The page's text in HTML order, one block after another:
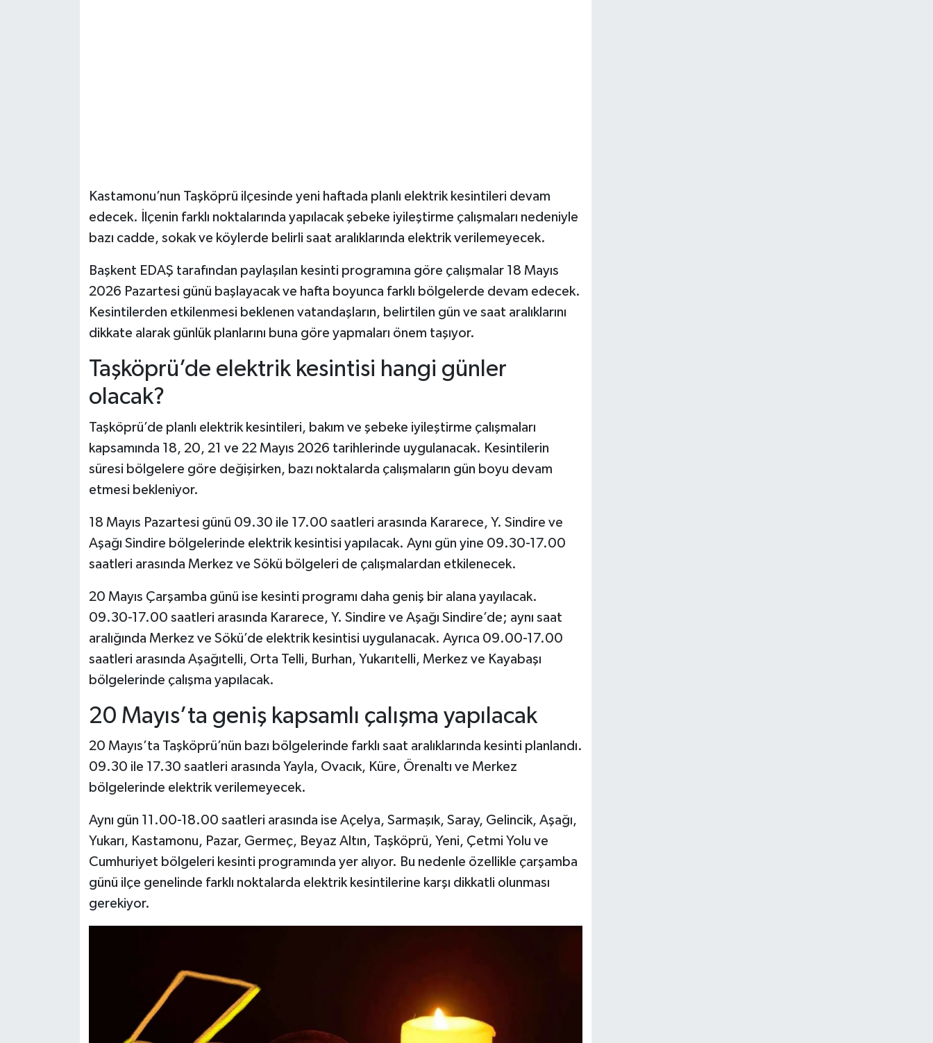
Kastamonu’nun Taşköprü ilçesinde yeni haftada planlı elektrik kesintileri devam
edecek. İlçenin farklı noktalarında yapılacak şebeke iyileştirme çalışmaları nedeniyle
bazı cadde, sokak ve köylerde belirli saat aralıklarında elektrik verilemeyecek.
Başkent EDAŞ tarafından paylaşılan kesinti programına göre çalışmalar 18 Mayıs
2026 Pazartesi günü başlayacak ve hafta boyunca farklı bölgelerde devam edecek.
Kesintilerden etkilenmesi beklenen vatandaşların, belirtilen gün ve saat aralıklarını
dikkate alarak günlük planlarını buna göre yapmaları önem taşıyor.
Taşköprü’de elektrik kesintisi hangi günler
olacak?
Taşköprü’de planlı elektrik kesintileri, bakım ve şebeke iyileştirme çalışmaları
kapsamında 18, 20, 21 ve 22 Mayıs 2026 tarihlerinde uygulanacak. Kesintilerin
süresi bölgelere göre değişirken, bazı noktalarda çalışmaların gün boyu devam
etmesi bekleniyor.
18 Mayıs Pazartesi günü 09.30 ile 17.00 saatleri arasında Kararece, Y. Sindire ve
Aşağı Sindire bölgelerinde elektrik kesintisi yapılacak. Aynı gün yine 09.30-17.00
saatleri arasında Merkez ve Sökü bölgeleri de çalışmalardan etkilenecek.
20 Mayıs Çarşamba günü ise kesinti programı daha geniş bir alana yayılacak.
09.30-17.00 saatleri arasında Kararece, Y. Sindire ve Aşağı Sindire’de; aynı saat
aralığında Merkez ve Sökü’de elektrik kesintisi uygulanacak. Ayrıca 09.00-17.00
saatleri arasında Aşağıtelli, Orta Telli, Burhan, Yukarıtelli, Merkez ve Kayabaşı
bölgelerinde çalışma yapılacak.
20 Mayıs’ta geniş kapsamlı çalışma yapılacak
20 Mayıs’ta Taşköprü’nün bazı bölgelerinde farklı saat aralıklarında kesinti planlandı.
09.30 ile 17.30 saatleri arasında Yayla, Ovacık, Küre, Örenaltı ve Merkez
bölgelerinde elektrik verilemeyecek.
Aynı gün 11.00-18.00 saatleri arasında ise Açelya, Sarmaşık, Saray, Gelincik, Aşağı,
Yukarı, Kastamonu, Pazar, Germeç, Beyaz Altın, Taşköprü, Yeni, Çetmi Yolu ve
Cumhuriyet bölgeleri kesinti programında yer alıyor. Bu nedenle özellikle çarşamba
günü ilçe genelinde farklı noktalarda elektrik kesintilerine karşı dikkatli olunması
gerekiyor.
Ulusal Haberler
Teknoloji Haberleri
Siyaset Haberleri
Dünya Haberleri
Haber Arşivi